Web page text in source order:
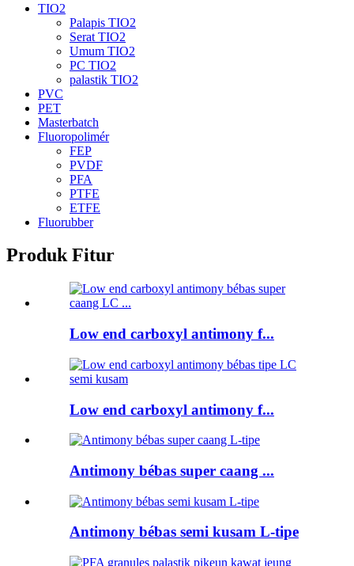
TIO2
Palapis TIO2
Serat TIO2
Umum TIO2
PC TIO2
palastik TIO2
PVC
PET
Masterbatch
Fluoropolimér
FEP
PVDF
PFA
PTFE
ETFE
Fluorubber
Produk Fitur
Low end carboxyl antimony f...
Low end carboxyl antimony f...
Antimony bébas super caang ...
Antimony bébas semi kusam L-tipe